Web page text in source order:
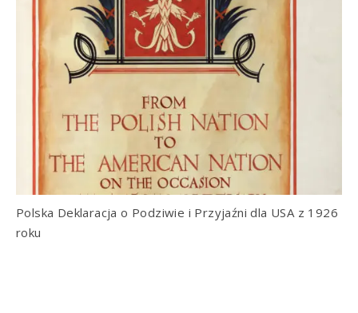
Polska Deklaracja o Podziwie i Przyjaźni dla USA z 1926
roku